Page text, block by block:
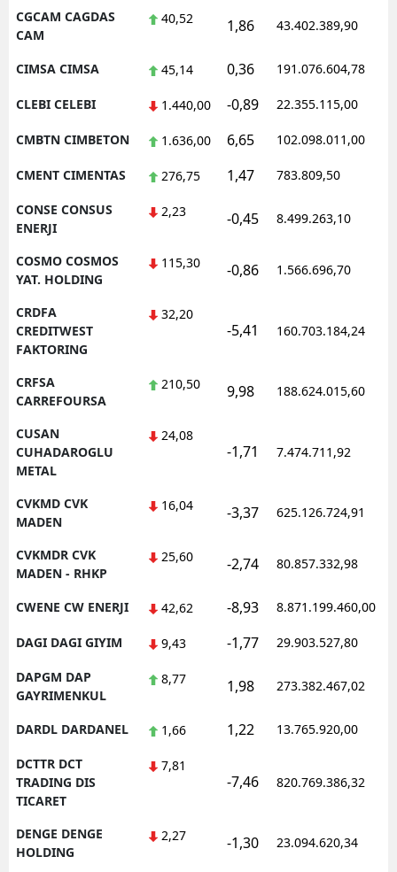
CGCAM CAGDAS
CAM
40,52 1,86 43.402.389,90
CIMSA CIMSA 45,14 0,36 191.076.604,78
CLEBI CELEBI 1.440,00 -0,89 22.355.115,00
CMBTN CIMBETON 1.636,00 6,65 102.098.011,00
CMENT CIMENTAS 276,75 1,47 783.809,50
CONSE CONSUS
ENERJI
2,23 -0,45 8.499.263,10
COSMO COSMOS
YAT. HOLDING
115,30 -0,86 1.566.696,70
CRDFA
CREDITWEST
FAKTORING
32,20
-5,41 160.703.184,24
CRFSA
CARREFOURSA
210,50 9,98 188.624.015,60
CUSAN
CUHADAROGLU
METAL
24,08
-1,71 7.474.711,92
CVKMD CVK
MADEN
16,04 -3,37 625.126.724,91
CVKMDR CVK
MADEN - RHKP
25,60 -2,74 80.857.332,98
CWENE CW ENERJI 42,62 -8,93 8.871.199.460,00
DAGI DAGI GIYIM 9,43 -1,77 29.903.527,80
DAPGM DAP
GAYRIMENKUL
8,77 1,98 273.382.467,02
DARDL DARDANEL 1,66 1,22 13.765.920,00
DCTTR DCT
TRADING DIS
TICARET
7,81
-7,46 820.769.386,32
DENGE DENGE
HOLDING
2,27 -1,30 23.094.620,34